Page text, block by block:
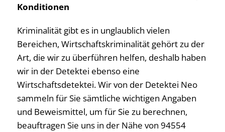
Konditionen
Kriminalität gibt es in unglaublich vielen
Bereichen, Wirtschaftskriminalität gehört zu der
Art, die wir zu überführen helfen, deshalb haben
wir in der Detektei ebenso eine
Wirtschaftsdetektei. Wir von der Detektei Neo
sammeln für Sie sämtliche wichtigen Angaben
und Beweismittel, um für Sie zu berechnen,
beauftragen Sie uns in der Nähe von 94554